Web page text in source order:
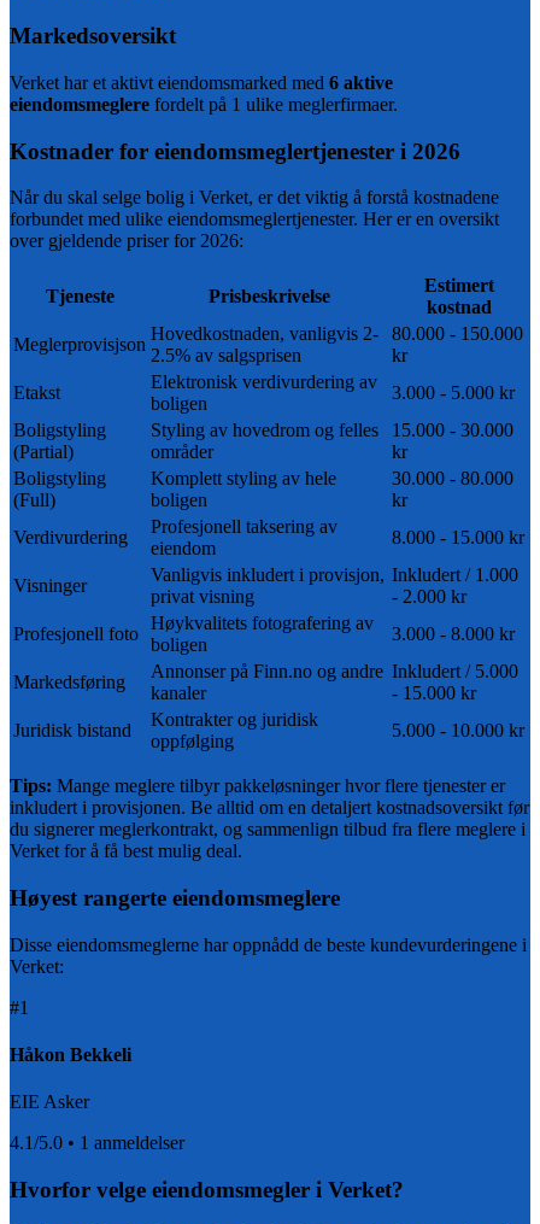
Markedsoversikt
Verket har et aktivt eiendomsmarked med 6 aktive
eiendomsmeglere fordelt på 1 ulike meglerfirmaer.
Kostnader for eiendomsmeglertjenester i 2026
Når du skal selge bolig i Verket, er det viktig å forstå kostnadene
forbundet med ulike eiendomsmeglertjenester. Her er en oversikt
over gjeldende priser for2026:
Tjeneste Prisbeskrivelse
Estimert
kostnad
Meglerprovisjson
Hovedkostnaden, vanligvis 2-
2.5% av salgsprisen
80.000 - 150.000
kr
Etakst
Elektronisk verdivurdering av
boligen
3.000 - 5.000 kr
Boligstyling
(Partial)
Styling av hovedrom og felles
områder
15.000 - 30.000
kr
Boligstyling
(Full)
Komplett styling av hele
boligen
30.000 - 80.000
kr
Verdivurdering
Profesjonell taksering av
eiendom
8.000 - 15.000 kr
Visninger
Vanligvis inkludert i provisjon,
privat visning
Inkludert / 1.000
- 2.000 kr
Profesjonell foto
Høykvalitets fotografering av
boligen
3.000 - 8.000 kr
Markedsføring
Annonser på Finn.no og andre
kanaler
Inkludert / 5.000
- 15.000 kr
Juridisk bistand
Kontrakter og juridisk
oppfølging
5.000 - 10.000 kr
Tips: Mange meglere tilbyr pakkeløsninger hvor flere tjenester er
inkludert i provisjonen. Be alltid om en detaljert kostnadsoversikt før
du signerer meglerkontrakt, og sammenlign tilbud fra flere meglere i
Verketfor å få best mulig deal.
Høyest rangerte eiendomsmeglere
Disse eiendomsmeglerne har oppnådd de beste kundevurderingene i
Verket:
#1
Håkon Bekkeli
EIE Asker
4.1/5.0 • 1 anmeldelser
Hvorfor velge eiendomsmegler i Verket?